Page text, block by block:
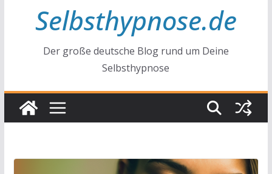
Selbsthypnose.de
Der große deutsche Blog rund um Deine
Selbsthypnose